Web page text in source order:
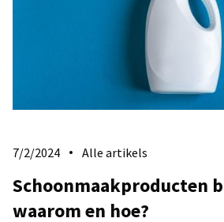
7/2/2024 Alle artikels
Schoonmaakproducten
waarom en hoe?